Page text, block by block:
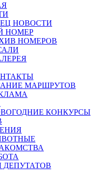
НОВОСТИ
НОМЕР
НОМЕРОВ
МАРШРУТОВ
КОНКУРСЫ
ДЕПУТАТОВ